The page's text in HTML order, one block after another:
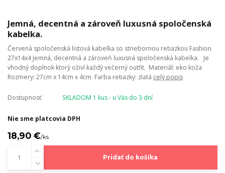
Jemná, decentná a zároveň luxusná spoločenská
kabelka.
Červená spoločenská listová kabelka so striebornou retiazkou Fashion
27x14x4 Jemná, decentná a zároveň luxusná spoločenská kabelka. Je
vhodný doplnok ktorý oživí každý večerný outfit. Materiál: eko koža
Rozmery: 27cm x 14cm x 4cm Farba retiazky: zlatá celý popis
Dostupnosť SKLADOM 1 kus - u Vás do 3 dní
Nie sme platcovia DPH
18,90 €/ks
Pridať do košíka